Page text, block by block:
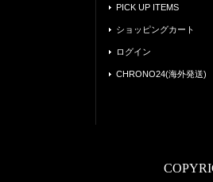
PICK UP ITEMS
ショッピングカート
ログイン
CHRONO24(海外発送)